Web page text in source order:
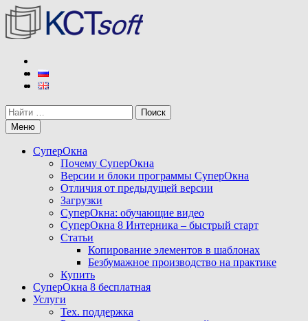
Перейти
содержимому
КСТ софт
Разработчик программы СуперОкна
Поиск
Меню
СуперОкна
Почему СуперОкна
Версии и блоки программы СуперОкна
Отличия от предыдущей версии
Загрузки
СуперОкна: обучающие видео
СуперОкна 8 Интерника – быстрый старт
Статьи
Копирование элементов в шаблонах
Безбумажное производство на практике
Купить
СуперОкна 8 бесплатная
Услуги
Тех. поддержка